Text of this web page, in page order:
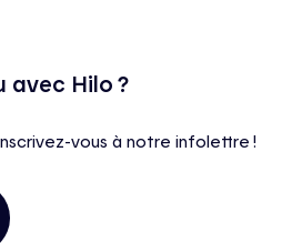
avec Hilo ?
vous à notre infolettre !